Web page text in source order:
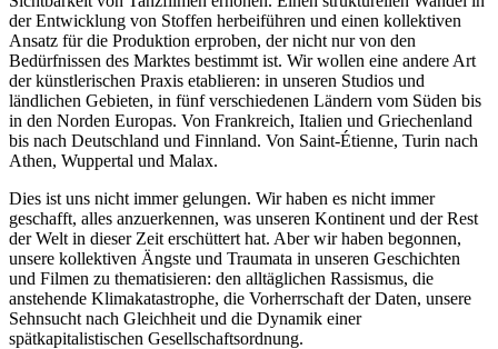
der Entwicklung von Stoffen herbeiführen und einen kollektiven
Ansatz für die Produktion erproben, der nicht nur von den
Bedürfnissen des Marktes bestimmt ist. Wir wollen eine andere Art
der künstlerischen Praxis etablieren: in unseren Studios und
ländlichen Gebieten, in fünf verschiedenen Ländern vom Süden bis
in den Norden Europas. Von Frankreich, Italien und Griechenland
bis nach Deutschland und Finnland. Von Saint-Étienne, Turin nach
Athen, Wuppertal und Malax.
Dies ist uns nicht immer gelungen. Wir haben es nicht immer
geschafft, alles anzuerkennen, was unseren Kontinent und der Rest
der Welt in dieser Zeit erschüttert hat. Aber wir haben begonnen,
unsere kollektiven Ängste und Traumata in unseren Geschichten
und Filmen zu thematisieren: den alltäglichen Rassismus, die
anstehende Klimakatastrophe, die Vorherrschaft der Daten, unsere
Sehnsucht nach Gleichheit und die Dynamik einer
spätkapitalistischen Gesellschaftsordnung.